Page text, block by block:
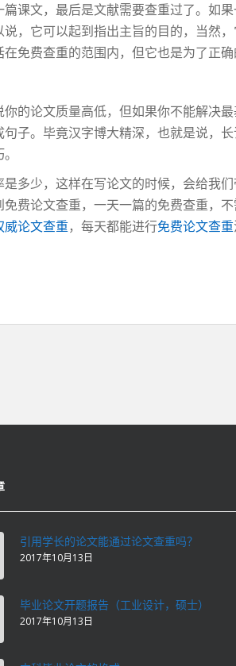
课文，最后是文献需要查重过了。如
，它可以起到指出主旨的目的，当然
免费查重的范围内，但它也是为了正确
的论文质量高低，但如果你不能解决
子。毕竟汉字博大精深，也就是说，
多少，这样在写论文的时候，会给我
费论文查重，一天一篇的免费查重，
威论文查重，每天都能进行免费论文查重
引用学长的论文能通过论文查重吗？
2017年10月13日
毕业论文开题报告（工业设计，硕士）
2017年10月13日